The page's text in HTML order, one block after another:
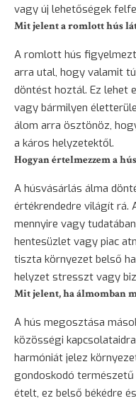
vagy új lehetőségek
Mit jelent a romlott hús
A romlott hús
arra utal, hogy valamit
döntést hoztál. Ez lehet
vagy bármilyen
álom arra ösztönöz,
a káros helyzetektől.
Hogyan értelmezzem a
A húsvásárlás álma
értékrendedre világít rá.
mennyire vagy
hentesüzlet vagy piac
tiszta környezet belső
helyzet stresszt vagy
Mit jelent, ha álmomban
A hús megosztása
közösségi
harmóniát jelez
gondoskodó
ételt, ez belső békédre